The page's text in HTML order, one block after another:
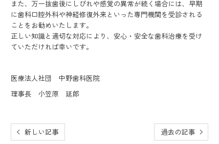
また、万一抜歯後にしびれや感覚の異常が続く場合には、早期
に歯科口腔外科や神経修復外来といった専門機関を受診される
ことをお勧めいたします。
正しい知識と適切な対応により、安心・安全な歯科治療を受け
ていただければ幸いです。
医療法人社団 中野歯科医院
理事長 小笠原 延郎
新しい記事 過去の記事